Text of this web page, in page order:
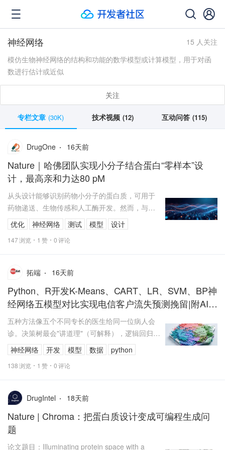
15 人关注
神经网络
模仿生物神经网络的结构和功能的数学模型或计算模型，用于对函
数进行估计或近似
关注
专栏文章 (30K) 技术视频 (12) 互动问答 (115)
DrugOne 16天前
Nature｜哈佛团队实现小分子结合蛋白“零样本”设
计，最高亲和力达80 pM
从头设计能够识别药物小分子的蛋白质，可用于
药物递送、生物传感和人工酶开发。然而，与蛋
白-蛋白相互作用相比，小分子结合蛋白的设计需
要同时优化蛋白序列、三维骨架、侧...
优化 神经网络 测试 模型 设计
147浏览 1 赞 0评论
拓端 16天前
Python、R开发K-Means、CART、LR、SVM、BP神
经网络五模型对比实现电信客户流失预测挽留|附AI智
能体、代码和数据
五种方法像五个不同专长的医生给同一位病人会
诊。决策树最会"讲道理"（可解释），逻辑回归
最"循证"（系数显著），支持向量机最"稳"，神经
网络最"准"。企业落地时，...
神经网络 开发 模型 数据 python
138浏览 1 赞 0评论
DrugIntel 18天前
Nature | Chroma：把蛋白质设计变成可编程生成问
题
论文题目：Illuminating protein space with a